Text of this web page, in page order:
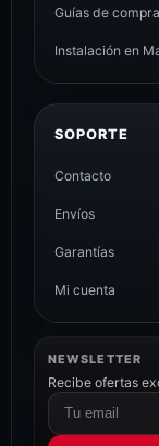
Guías de compra
Instalación en
SOPORTE
Contacto
Envíos
Garantías
Mi cuenta
NEWSLETTER
Recibe ofertas
Correo
electrónico